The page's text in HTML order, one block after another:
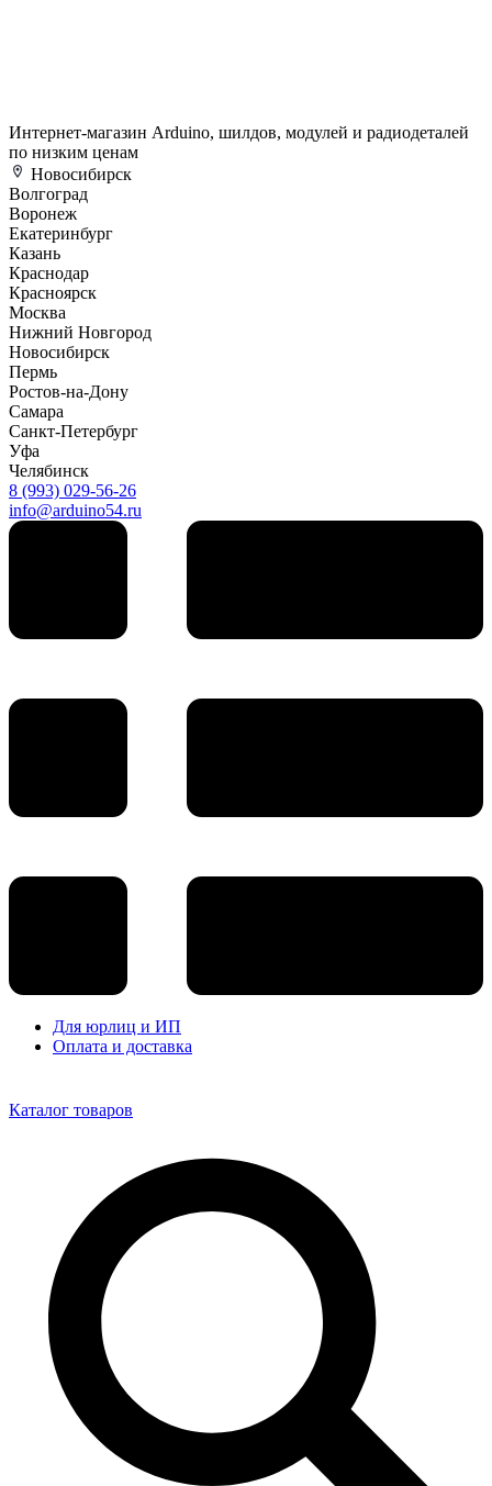
Интернет-магазин Arduino, шилдов, модулей и радиодеталей
по низким ценам
Новосибирск
Волгоград
Воронеж
Екатеринбург
Казань
Краснодар
Красноярск
Москва
Нижний Новгород
Новосибирск
Пермь
Ростов-на-Дону
Самара
Санкт-Петербург
Уфа
Челябинск
8 (993) 029-56-26
info@arduino54.ru
Для юрлиц и ИП
Оплата и доставка
Каталог товаров